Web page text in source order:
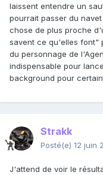
laissent entendre un
pourrait passer du
chose de plus proche
savent ce qu'elles font"
du personnage de
indispensable pour
background pour
Strakk
Posté(e) 12 juin
J'attend de voir le